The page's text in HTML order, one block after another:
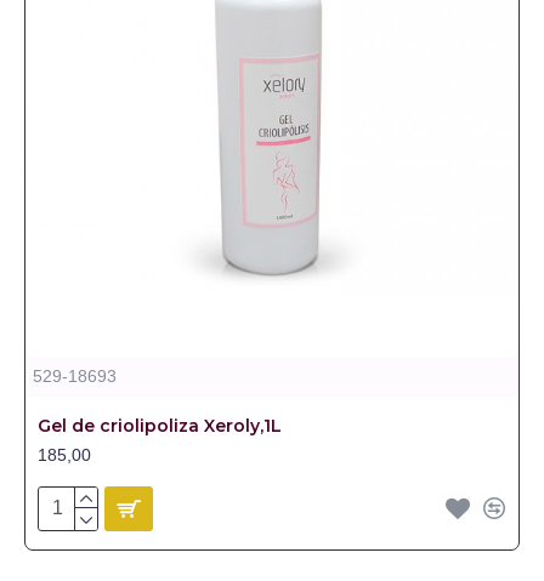
529-18693
Gel de criolipoliza Xeroly,1L
185,00